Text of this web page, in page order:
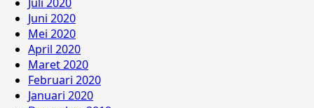
Juni 2020
Mei 2020
April 2020
Maret 2020
Februari 2020
Januari 2020